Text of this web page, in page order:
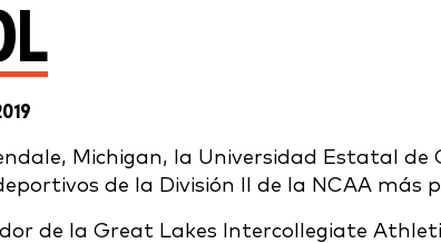
Michigan, la Universidad Estatal de
de la División II de la NCAA más
de la Great Lakes Intercollegiate